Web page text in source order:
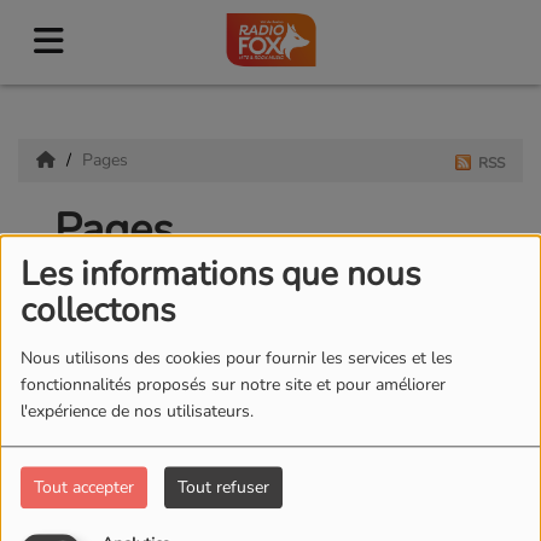
Les informations que nous
collectons
Nous utilisons des cookies pour fournir les services et les
fonctionnalités proposés sur notre site et pour améliorer
l'expérience de nos utilisateurs.
Tout accepter Tout refuser
Pages
Pages
RSS
AGENDA SPONSORISÉ
PODCAST-TEST